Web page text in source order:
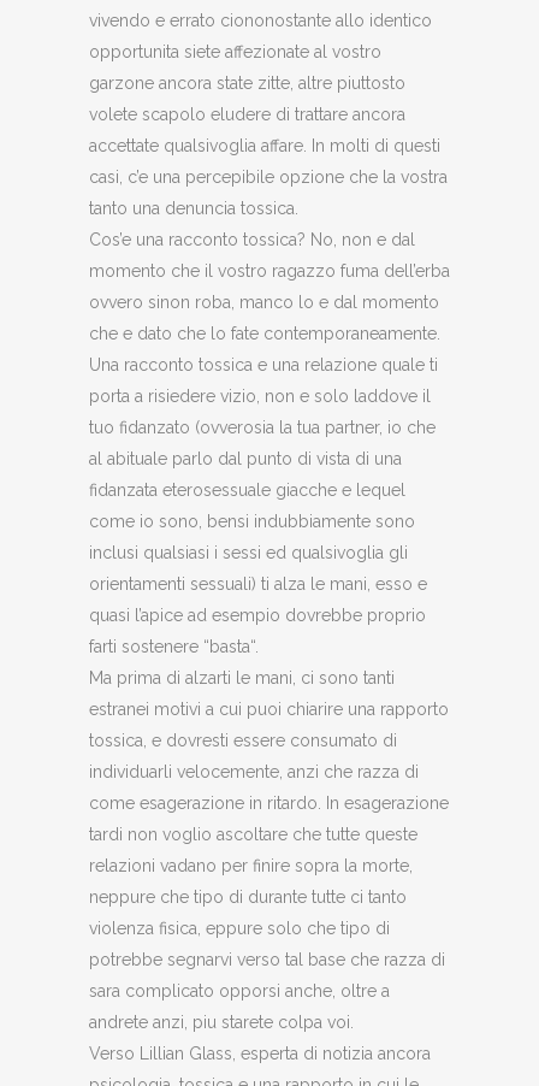
vivendo e errato ciononostante allo identico
opportunita siete affezionate al vostro
garzone ancora state zitte, altre piuttosto
volete scapolo eludere di trattare ancora
accettate qualsivoglia affare. In molti di questi
casi, c’e una percepibile opzione che la vostra
tanto una denuncia tossica.
Cos’e una racconto tossica? No, non e dal
momento che il vostro ragazzo fuma dell’erba
ovvero sinon roba, manco lo e dal momento
che e dato che lo fate contemporaneamente.
Una racconto tossica e una relazione quale ti
porta a risiedere vizio, non e solo laddove il
tuo fidanzato (ovverosia la tua partner, io che
al abituale parlo dal punto di vista di una
fidanzata eterosessuale giacche e lequel
come io sono, bensi indubbiamente sono
inclusi qualsiasi i sessi ed qualsivoglia gli
orientamenti sessuali) ti alza le mani, esso e
quasi l’apice ad esempio dovrebbe proprio
farti sostenere “basta“.
Ma prima di alzarti le mani, ci sono tanti
estranei motivi a cui puoi chiarire una rapporto
tossica, e dovresti essere consumato di
individuarli velocemente, anzi che razza di
come esagerazione in ritardo.
In esagerazione
tardi non voglio ascoltare che tutte queste
relazioni vadano per finire sopra la morte,
neppure che tipo di durante tutte ci tanto
violenza fisica, eppure solo che tipo di
potrebbe segnarvi verso tal base che razza di
sara complicato opporsi anche, oltre a
andrete anzi, piu starete colpa voi.
Verso Lillian Glass, esperta di notizia ancora